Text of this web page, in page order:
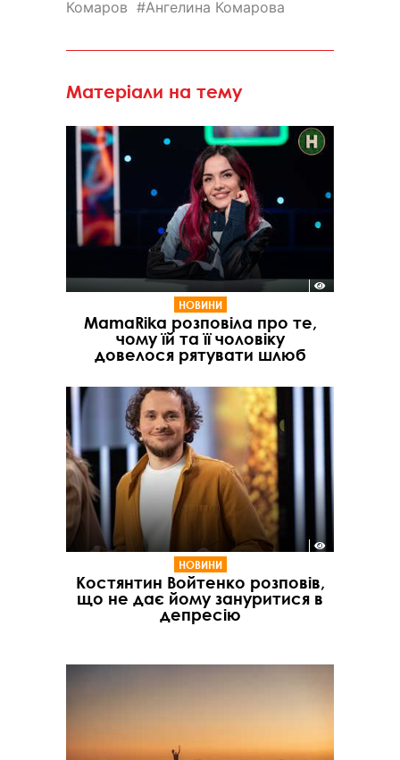
Комаров Ангелина Комарова
Матеріали на тему
НОВИНИ
MamaRika розповіла про те,
чому їй та її чоловіку
довелося рятувати шлюб
НОВИНИ
Костянтин Войтенко розповів,
що не дає йому зануритися в
депресію